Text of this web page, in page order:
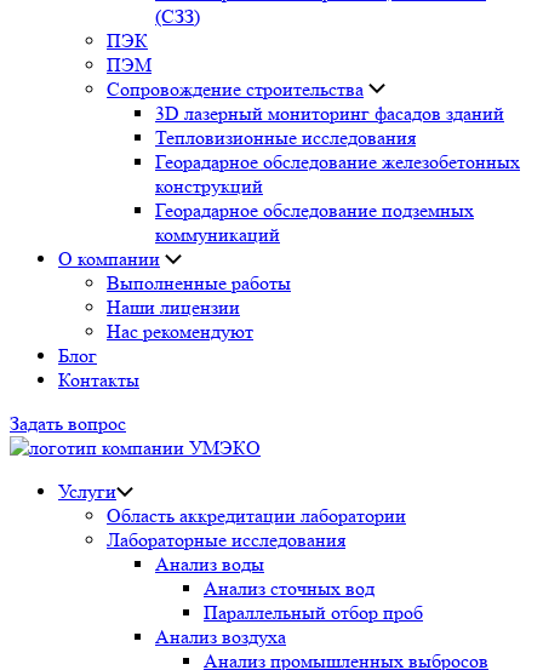
(СЗЗ)
ПЭК
ПЭМ
Сопровождение строительства
3D лазерный мониторинг фасадов зданий
Тепловизионные исследования
Георадарное обследование железобетонных
конструкций
Георадарное обследование подземных
коммуникаций
О компании
Выполненные работы
Наши лицензии
Нас рекомендуют
Блог
Контакты
Задать вопрос
Услуги
Область аккредитации лаборатории
Лабораторные исследования
Анализ воды
Анализ сточных вод
Параллельный отбор проб
Анализ воздуха
Анализ промышленных выбросов